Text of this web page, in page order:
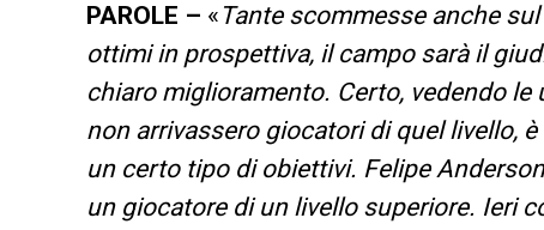
PAROLE – « Tante scommesse anche
ottimi in prospettiva, il campo sarà il
chiaro miglioramento. Certo, vedendo
non arrivassero giocatori di quel livello,
un certo tipo di obiettivi. Felipe
un giocatore di un livello superiore. Ieri